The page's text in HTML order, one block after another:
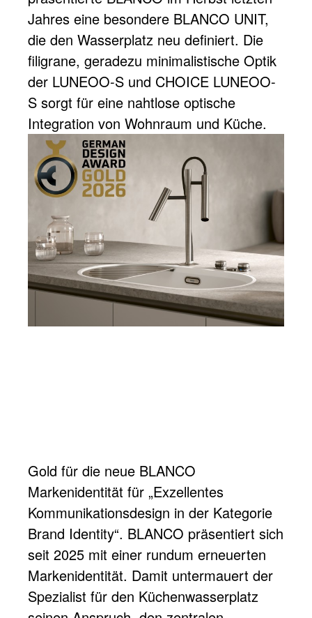
Jahres eine besondere BLANCO UNIT,
die den Wasserplatz neu definiert. Die
filigrane, geradezu minimalistische Optik
der LUNEOO-S und CHOICE LUNEOO-
S sorgt für eine nahtlose optische
Integration von Wohnraum und Küche.
Gold für die neue BLANCO
Markenidentität für „Exzellentes
Kommunikationsdesign in der Kategorie
Brand Identity“. BLANCO präsentiert sich
seit 2025 mit einer rundum erneuerten
Markenidentität. Damit untermauert der
Spezialist für den Küchenwasserplatz